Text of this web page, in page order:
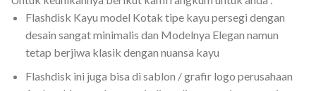
Flashdisk Kayu model Kotak tipe kayu persegi dengan
desain sangat minimalis dan Modelnya Elegan namun
tetap berjiwa klasik dengan nuansa kayu
Flashdisk ini juga bisa di sablon / grafir logo perusahaan